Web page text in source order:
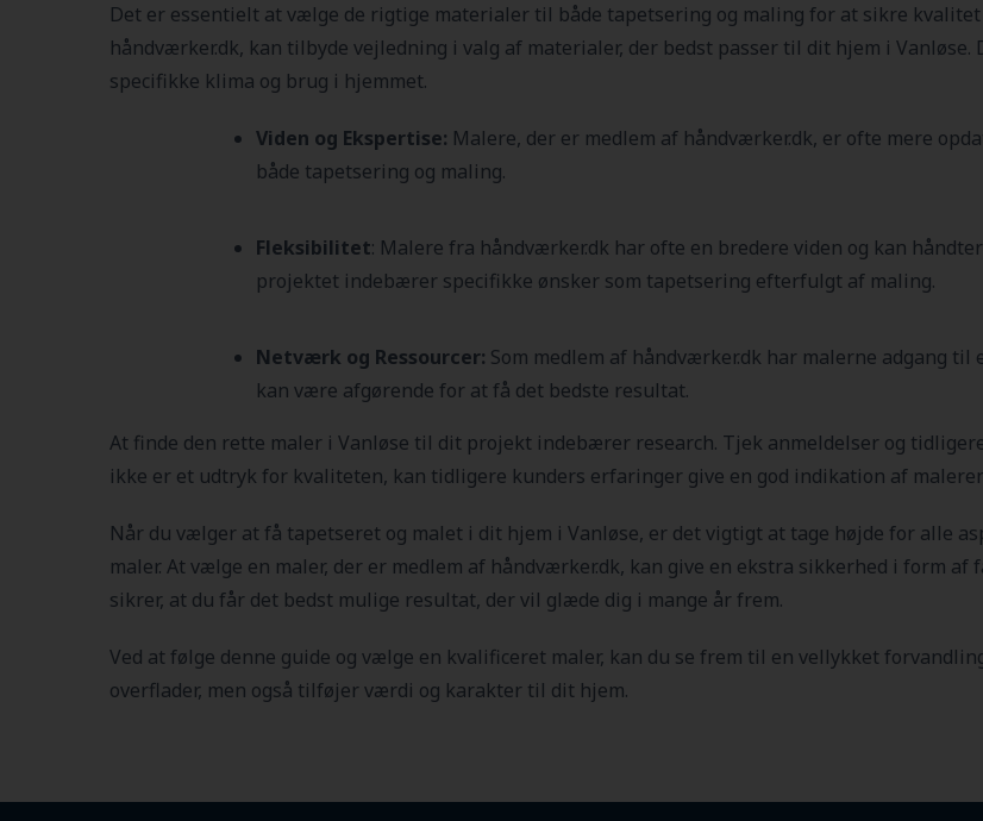
Det er essentielt at vælge de rigtige materialer til både tapetsering og maling for at sikre
håndværker.dk, kan tilbyde vejledning i valg af materialer, der bedst passer til dit hjem i Vanløse.
specifikke klima og brug i hjemmet.
Viden og Ekspertise: Malere, der er medlem af håndværker.dk, er ofte mere
både tapetsering og maling.
Fleksibilitet: Malere fra håndværker.dk har ofte en bredere viden og kan
projektet indebærer specifikke ønsker som tapetsering efterfulgt af maling.
Netværk og Ressourcer: Som medlem af håndværker.dk har malerne adgang
kan være afgørende for at få det bedste resultat.
At finde den rette maler i Vanløse til dit projekt indebærer research. Tjek anmeldelser og
ikke er et udtryk for kvaliteten, kan tidligere kunders erfaringer give en god indikation af
Når du vælger at få tapetseret og malet i dit hjem i Vanløse, er det vigtigt at tage højde for alle
maler. At vælge en maler, der er medlem af håndværker.dk, kan give en ekstra sikkerhed i form
sikrer, at du får det bedst mulige resultat, der vil glæde dig i mange år frem.
Ved at følge denne guide og vælge en kvalificeret maler, kan du se frem til en vellykket
overflader, men også tilføjer værdi og karakter til dit hjem.